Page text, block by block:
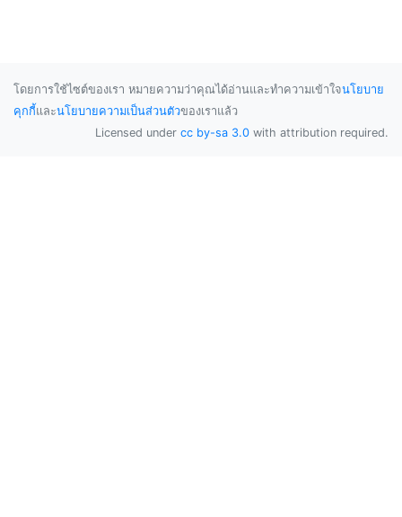
โดยการใช้ไซต์ของเรา หมายความว่าคุณได้อ่านและทำความเข้าใจนโยบาย
คุกกี้และนโยบายความเป็นส่วนตัวของเราแล้ว
Licensed under cc by-sa 3.0 with attribution required.